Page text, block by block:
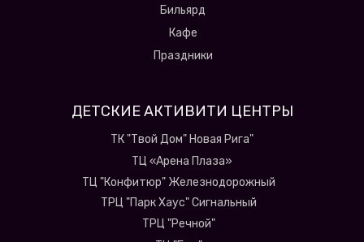
ДЕТСКИЕ АКТИВИТИ ЦЕНТРЫ
Кафе
Бильярд
Праздники
ТК "Твой Дом" Новая Рига"
ТЦ «Арена Плаза»
ТЦ "Конфитюр" Железнодорожный
ТРЦ "Парк Хаус" Сигнальный
ТРЦ "Речной"